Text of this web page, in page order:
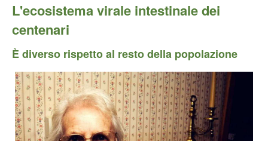
L'ecosistema virale intestinale dei
centenari
È diverso rispetto al resto della popolazione